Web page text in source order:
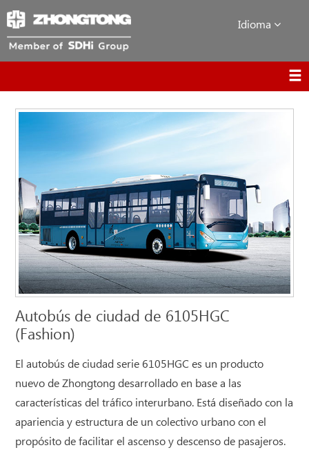
Idioma
Autobús de ciudad de 6105HGC
(Fashion)
El autobús de ciudad serie 6105HGC es un producto
nuevo de Zhongtong desarrollado en base a las
características del tráfico interurbano. Está diseñado con la
apariencia y estructura de un colectivo urbano con el
propósito de facilitar el ascenso y descenso de pasajeros.